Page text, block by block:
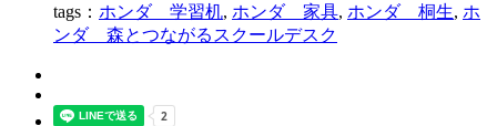
tags： ホンダ 学習机, ホンダ 家具, ホンダ 桐生, ホ
ンダ 森とつながるスクールデスク